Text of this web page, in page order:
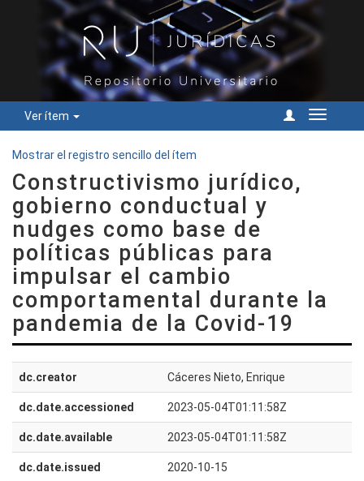
Ver ítem
Cambiar
Mostrar el registro sencillo del ítem
Constructivismo jurídico,
gobierno conductual y
nudges como base de
políticas públicas para
impulsar el cambio
comportamental durante la
pandemia de la Covid-19
dc.creator Cáceres Nieto, Enrique
dc.date.accessioned 2023-05-04T01:11:58Z
dc.date.available 2023-05-04T01:11:58Z
dc.date.issued 2020-10-15